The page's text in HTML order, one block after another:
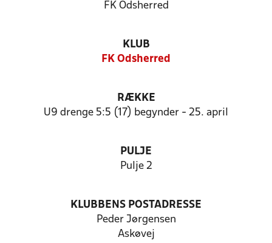
FK Odsherred
KLUB
FK Odsherred
RÆKKE
U9 drenge 5:5 (17) begynder - 25. april
PULJE
Pulje 2
KLUBBENS POSTADRESSE
Peder Jørgensen
Askøvej